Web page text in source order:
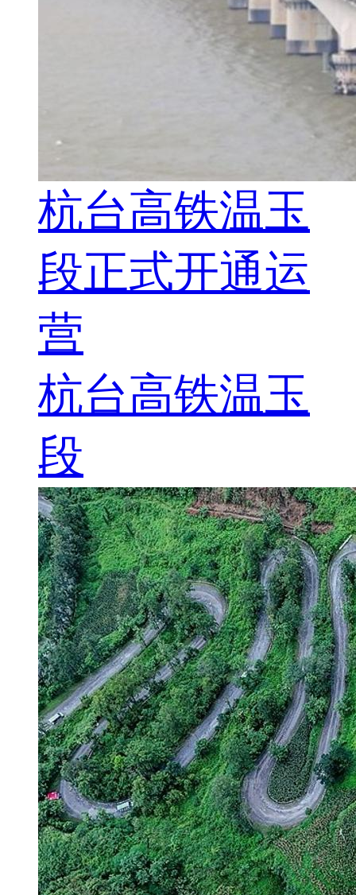
杭台高铁温玉
段正式开通运
营
杭台高铁温玉
段